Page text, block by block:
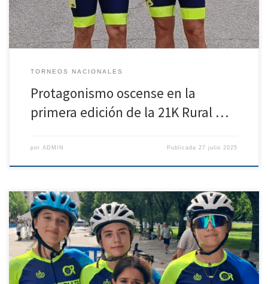
TORNEOS NACIONALES
Protagonismo oscense en la
primera edición de la 21K Rural …
por ADMIN Publicada 27 julio 2025
El club ÓscaRoller se desplazó hasta la capital navarra en el parque de
Antoniuti, donde se ubica el circuito para las pruebas de patinaje de
velocidad de diversos campeonatos. Ver esta publicación en
Instagram Una publicación compartida de OscaRoller – Patinar en